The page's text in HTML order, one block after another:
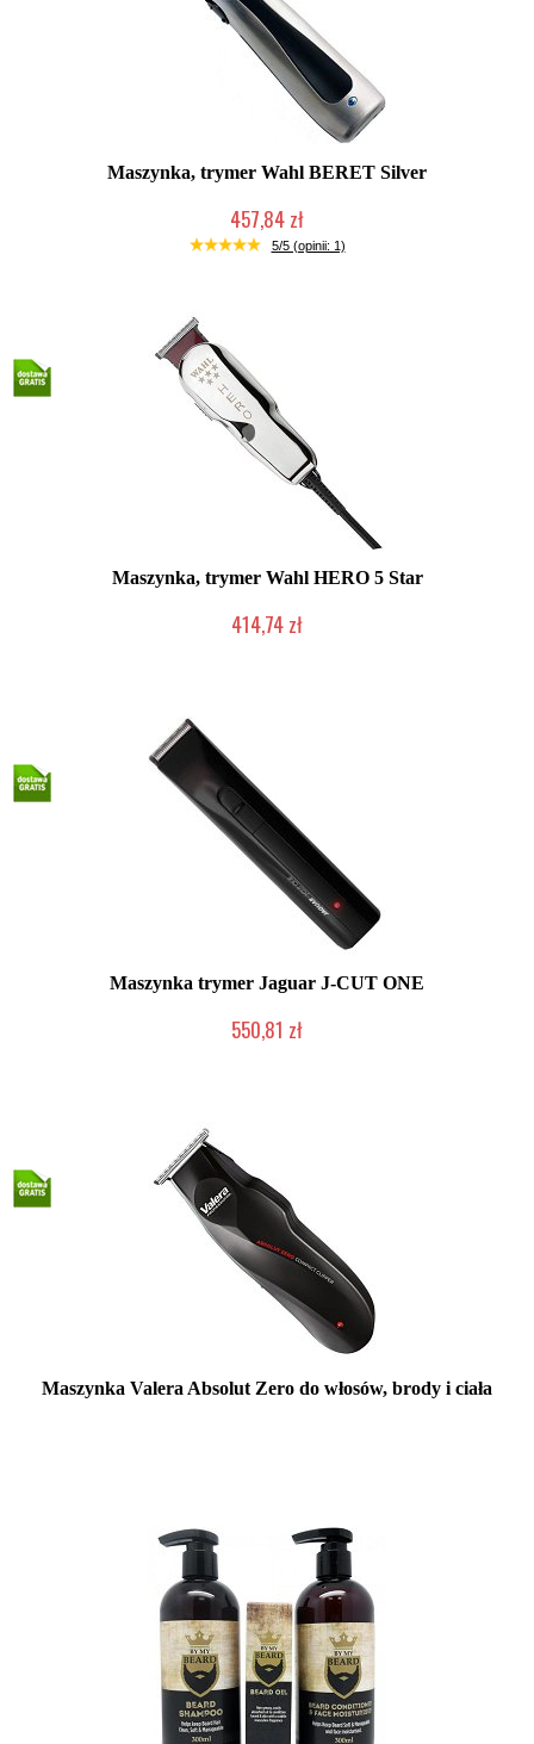
Maszynka, trymer Wahl BERET Silver
457,84 zł
Duża ilość (wysyłka w 24h)
5/5 (opinii: 1)
Maszynka, trymer Wahl HERO 5 Star
414,74 zł
Maszynka trymer Jaguar J-CUT ONE
550,81 zł
Maszynka Valera Absolut Zero do włosów, brody i ciała